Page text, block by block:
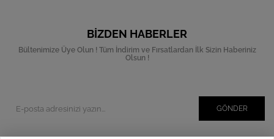
BIZDEN HABERLER
Bültenimize Üye Olun ! Tüm İndirim ve Fırsatlardan İlk Sizin Haberiniz
Olsun !
GÖNDER